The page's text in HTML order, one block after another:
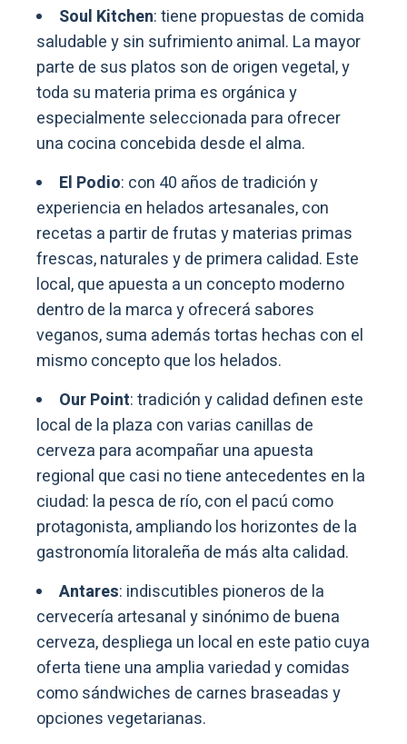
Soul Kitchen: tiene propuestas de comida
saludable y sin sufrimiento animal. La mayor
parte de sus platos son de origen vegetal, y
toda su materia prima es orgánica y
especialmente seleccionada para ofrecer
una cocina concebida desde el alma.
El Podio: con 40 años de tradición y
experiencia en helados artesanales, con
recetas a partir de frutas y materias primas
frescas, naturales y de primera calidad. Este
local, que apuesta a un concepto moderno
dentro de la marca y ofrecerá sabores
veganos, suma además tortas hechas con el
mismo concepto que los helados.
Our Point: tradición y calidad definen este
local de la plaza con varias canillas de
cerveza para acompañar una apuesta
regional que casi no tiene antecedentes en la
ciudad: la pesca de río, con el pacú como
protagonista, ampliando los horizontes de la
gastronomía litoraleña de más alta calidad.
Antares: indiscutibles pioneros de la
cervecería artesanal y sinónimo de buena
cerveza, despliega un local en este patio cuya
oferta tiene una amplia variedad y comidas
como sándwiches de carnes braseadas y
opciones vegetarianas.